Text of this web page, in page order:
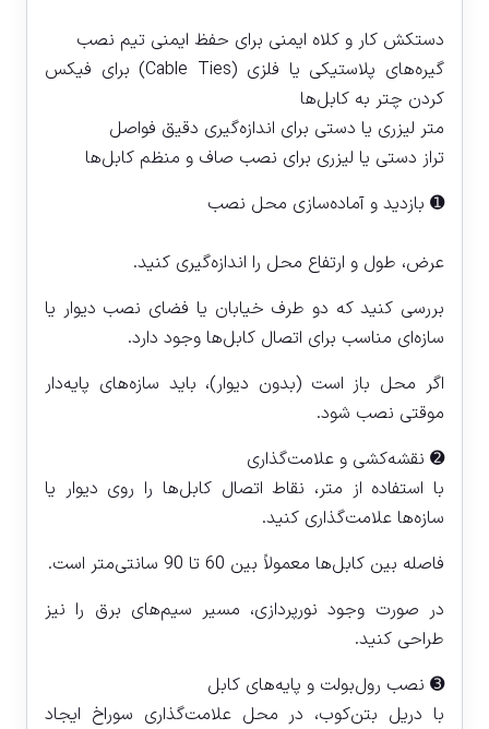
دستکش کار و کلاه ایمنی برای حفظ ایمنی تیم نصب
گیره‌های پلاستیکی یا فلزی (Cable Ties) برای فیکس
کردن چتر به کابل‌ها
متر لیزری یا دستی برای اندازه‌گیری دقیق فواصل
تراز دستی یا لیزری برای نصب صاف و منظم کابل‌ها
➊ بازدید و آماده‌سازی محل نصب
عرض، طول و ارتفاع محل را اندازه‌گیری کنید.
بررسی کنید که دو طرف خیابان یا فضای نصب دیوار یا
سازه‌ای مناسب برای اتصال کابل‌ها وجود دارد.
اگر محل باز است (بدون دیوار)، باید سازه‌های پایه‌دار
موقتی نصب شود.
➋ نقشه‌کشی و علامت‌گذاری
با استفاده از متر، نقاط اتصال کابل‌ها را روی دیوار یا
سازه‌ها علامت‌گذاری کنید.
فاصله بین کابل‌ها معمولاً بین 60 تا 90 سانتی‌متر است.
در صورت وجود نورپردازی، مسیر سیم‌های برق را نیز
طراحی کنید.
➌ نصب رول‌بولت و پایه‌های کابل
با دریل بتن‌کوب، در محل علامت‌گذاری سوراخ ایجاد